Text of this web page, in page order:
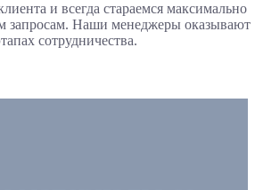
и всегда стараемся максимально
запросам. Наши менеджеры оказывают
сотрудничества.